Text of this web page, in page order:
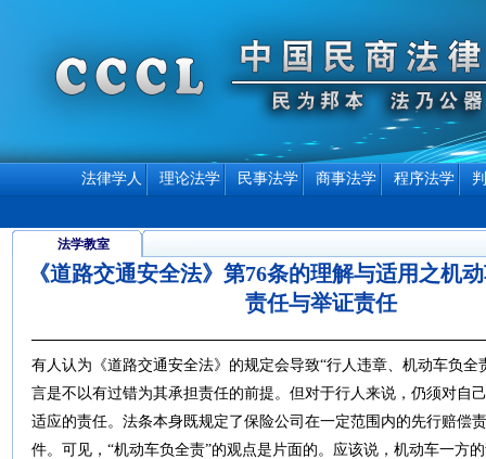
法律学人 理论法学 民事法学 商事法学 程序法学
法学教室
《道路交通安全法》第76条的理解与适用之机
责任与举证责任
有人认为《道路交通安全法》的规定会导致“行人违章、机动车负
言是不以有过错为其承担责任的前提。但对于行人来说，仍须对自
适应的责任。法条本身既规定了保险公司在一定范围内的先行赔偿
件。可见，“机动车负全责”的观点是片面的。应该说，机动车一方